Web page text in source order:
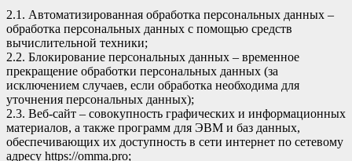
2.1. Автоматизированная обработка персональных данных –
обработка персональных данных с помощью средств
вычислительной техники;
2.2. Блокирование персональных данных – временное
прекращение обработки персональных данных (за
исключением случаев, если обработка необходима для
уточнения персональных данных);
2.3. Веб-сайт – совокупность графических и информационных
материалов, а также программ для ЭВМ и баз данных,
обеспечивающих их доступность в сети интернет по сетевому
адресу https://omma.pro;